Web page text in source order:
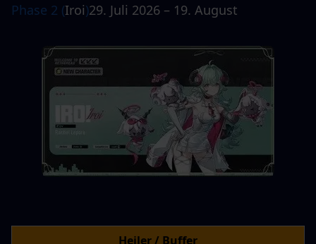
Phase 2 (Iroi)29. Juli 2026 – 19. August
Heiler / Buffer